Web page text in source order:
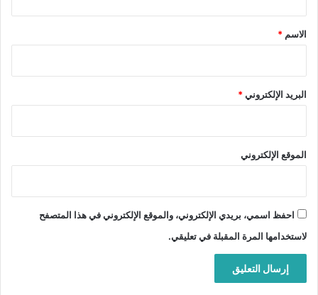
*
الاسم *
البريد الإلكتروني*
الموقع الإلكتروني
احفظ اسمي، بريدي الإلكتروني، والموقع الإلكتروني في هذا المتصفح
لاستخدامها المرة المقبلة في تعليقي.